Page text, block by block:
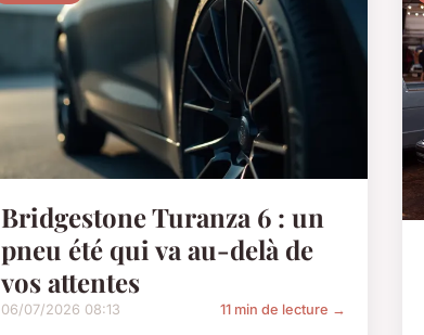
Bridgestone Turanza 6 : un
pneu été qui va au-delà de
vos attentes
06/07/2026 08:13 11 min de lecture →